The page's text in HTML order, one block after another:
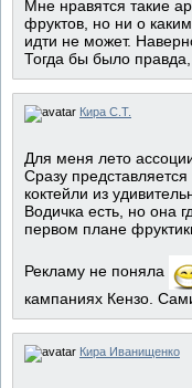
Мне нравятся такие
фруктов, но ни о
идти не может.
Тогда бы было
Кира С.Т.
Для меня лето
Сразу представляется
коктейли из
Водичка есть, но она
первом плане
Рекламу не поняла
кампаниях Кензо.
Кира Иванищенко